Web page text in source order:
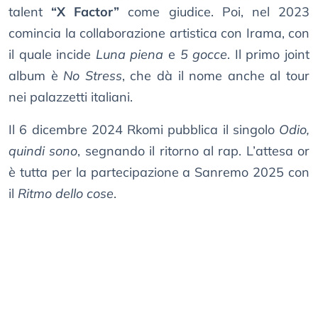
talent “X Factor” come giudice. Poi, nel 2023
comincia la collaborazione artistica con Irama, con
il quale incide Luna piena e 5 gocce. Il primo joint
album è No Stress, che dà il nome anche al tour
nei palazzetti italiani.
Il 6 dicembre 2024 Rkomi pubblica il singolo Odio,
quindi sono, segnando il ritorno al rap. L’attesa or
è tutta per la partecipazione a Sanremo 2025 con
il Ritmo dello cose.